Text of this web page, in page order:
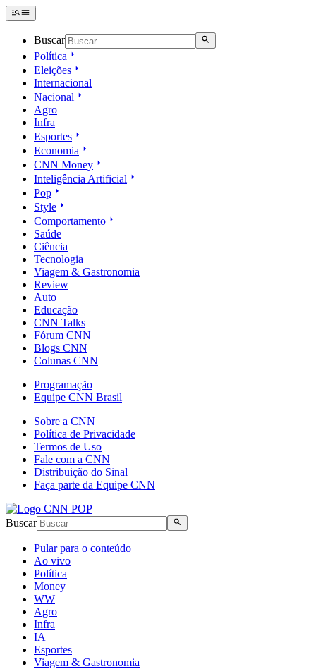
Buscar
Política
Eleições
Internacional
Nacional
Agro
Infra
Esportes
Economia
CNN Money
Inteligência Artificial
Pop
Style
Comportamento
Saúde
Ciência
Tecnologia
Viagem & Gastronomia
Review
Auto
Educação
CNN Talks
Fórum CNN
Blogs CNN
Colunas CNN
Programação
Equipe CNN Brasil
Sobre a CNN
Política de Privacidade
Termos de Uso
Fale com a CNN
Distribuição do Sinal
Faça parte da Equipe CNN
Buscar
Pular para o conteúdo
Ao vivo
Política
Money
WW
Agro
Infra
IA
Esportes
Viagem & Gastronomia